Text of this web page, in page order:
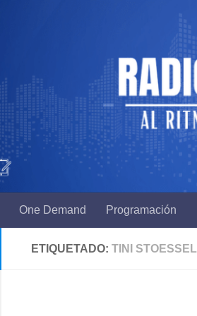
One Demand Programación
ETIQUETADO: TINI STOESSEL